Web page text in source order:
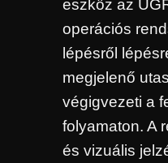
eszköz az
operációs
lépésről
megjelenő
végigvezeti a
folyamaton. A
és vizuális